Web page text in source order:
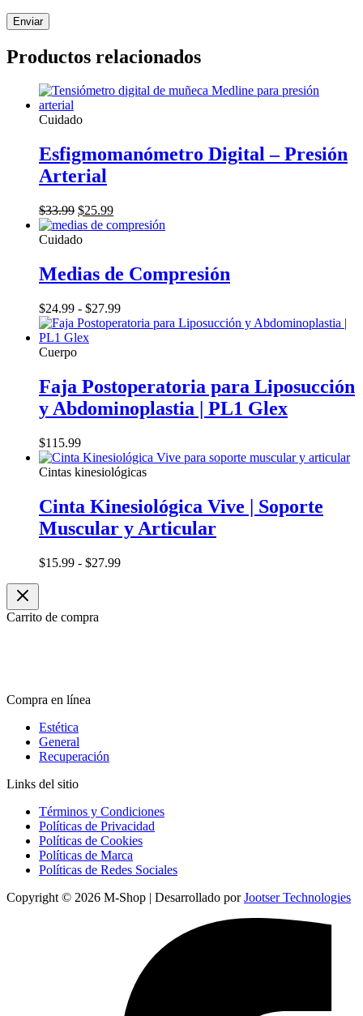
Productos relacionados
Cuidado
Esfigmomanómetro Digital – Presión
Arterial
$33.99 El
precio
original
$33.99.
$25.99El
precio
$25.99.
Cuidado
Medias de Compresión
$24.99 - $27.99Rango
de
$27.99
Cuerpo
Faja Postoperatoria para Liposucción
y Abdominoplastia | PL1 Glex
$115.99
Cintas kinesiológicas
Cinta Kinesiológica Vive | Soporte
Muscular y Articular
$15.99 - $27.99Rango
Carrito de compra
Compra en línea
Estética
General
Recuperación
Links del sitio
Términos y Condiciones
Políticas de Privacidad
Políticas de Cookies
Políticas de Marca
Políticas de Redes Sociales
Copyright © 2026 M-Shop | Desarrollado porJootser Technologies